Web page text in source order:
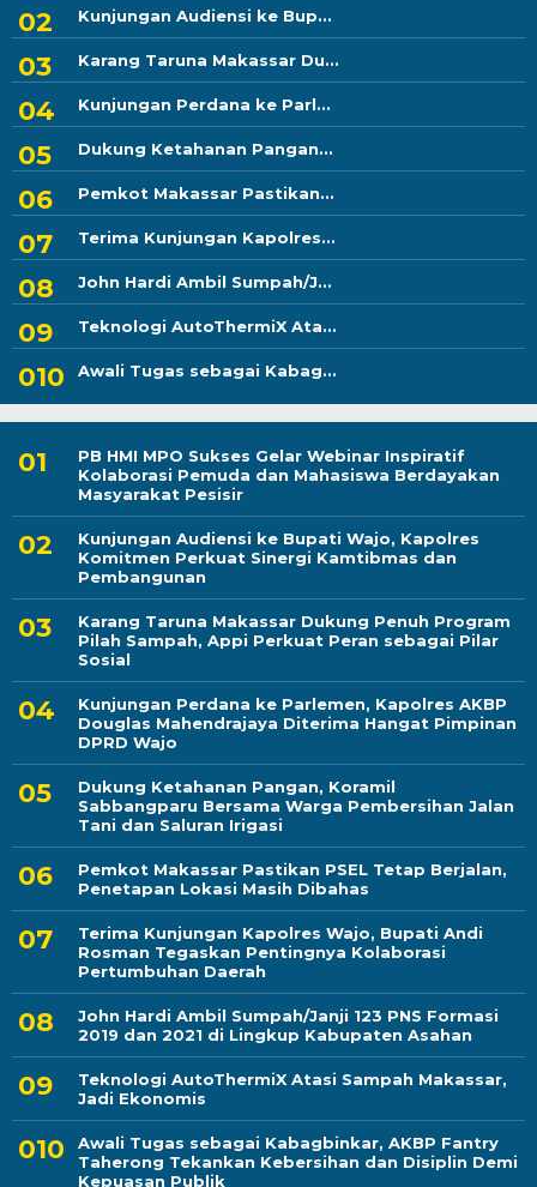
Kunjungan Audiensi ke Bup...
Karang Taruna Makassar Du...
Kunjungan Perdana ke Parl...
Dukung Ketahanan Pangan...
Pemkot Makassar Pastikan...
Terima Kunjungan Kapolres...
John Hardi Ambil Sumpah/J...
Teknologi AutoThermiX Ata...
Awali Tugas sebagai Kabag...
PB HMI MPO Sukses Gelar Webinar Inspiratif
Kolaborasi Pemuda dan Mahasiswa Berdayakan
Masyarakat Pesisir
Kunjungan Audiensi ke Bupati Wajo, Kapolres
Komitmen Perkuat Sinergi Kamtibmas dan
Pembangunan
Karang Taruna Makassar Dukung Penuh Program
Pilah Sampah, Appi Perkuat Peran sebagai Pilar
Sosial
Kunjungan Perdana ke Parlemen, Kapolres AKBP
Douglas Mahendrajaya Diterima Hangat Pimpinan
DPRD Wajo
Dukung Ketahanan Pangan, Koramil
Sabbangparu Bersama Warga Pembersihan Jalan
Tani dan Saluran Irigasi
Pemkot Makassar Pastikan PSEL Tetap Berjalan,
Penetapan Lokasi Masih Dibahas
Terima Kunjungan Kapolres Wajo, Bupati Andi
Rosman Tegaskan Pentingnya Kolaborasi
Pertumbuhan Daerah
John Hardi Ambil Sumpah/Janji 123 PNS Formasi
2019 dan 2021 di Lingkup Kabupaten Asahan
Teknologi AutoThermiX Atasi Sampah Makassar,
Jadi Ekonomis
Awali Tugas sebagai Kabagbinkar, AKBP Fantry
Taherong Tekankan Kebersihan dan Disiplin Demi
Kepuasan Publik